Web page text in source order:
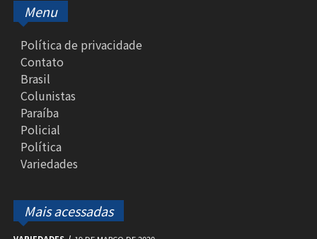
Menu
Política de privacidade
Contato
Brasil
Colunistas
Paraíba
Policial
Política
Variedades
Mais acessadas